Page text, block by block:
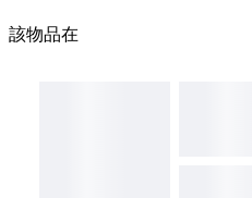
該物品在